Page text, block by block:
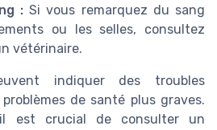
:Si vous remarquez du sang
ou les selles, consultez
vétérinaire.
indiquer des troubles
de santé plus graves.
est crucial de consulter un